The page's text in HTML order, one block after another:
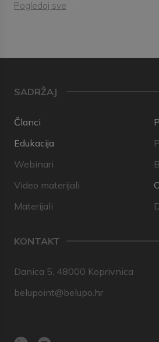
Pogledaj sve
SADRŽAJ
Članci
Edukacija
Webinari
Video materijali
Materijali
KONTAKT
Danica 5, 48000 Koprivnica
belupoint@belupo.hr